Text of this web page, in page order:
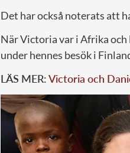
Det har också noterats att
När Victoria var i Afrika och
under hennes besök i
LÄS MER:Victoria och